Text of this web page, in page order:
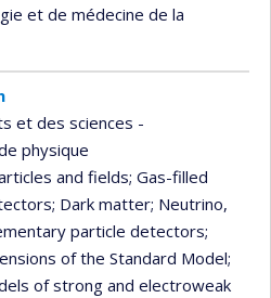
et de médecine de la
et des sciences -
physique
and fields; Gas-filled
; Dark matter; Neutrino,
particle detectors;
of the Standard Model;
of strong and electroweak